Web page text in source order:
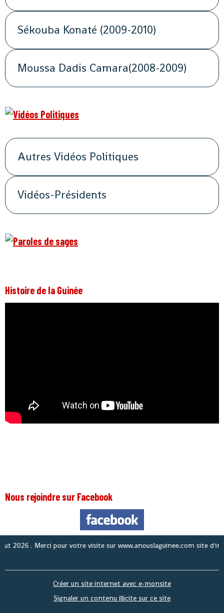
Sékouba Konaté (2009-2010)
Moussa Dadis Camara(2008-2009)
Autres Vidéos Politiques
Vidéos-Présidents
Histoire de la Guinée
Nous rejoindre sur Facebook
. Merci pour votre visite sur www.anouslaguinee.com site
Créer un site internet avec e-monsite
Signaler un contenu illicite sur ce site